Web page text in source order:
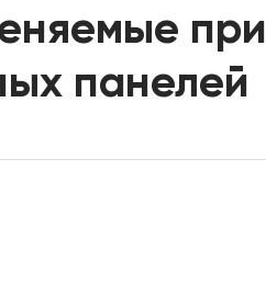
при
панелей